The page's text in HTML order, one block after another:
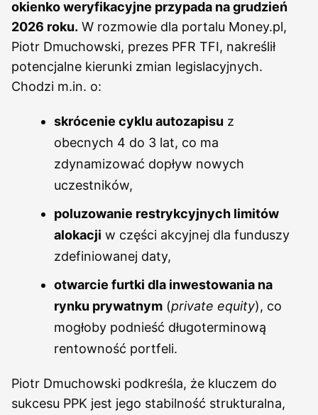
okienko weryfikacyjne przypada na grudzień
2026 roku. W rozmowie dla portalu Money.pl,
Piotr Dmuchowski, prezes PFR TFI, nakreślił
potencjalne kierunki zmian legislacyjnych.
Chodzi m.in. o:
skrócenie cyklu autozapisu z
obecnych 4 do 3 lat, co ma
zdynamizować dopływ nowych
uczestników,
poluzowanie restrykcyjnych limitów
alokacji w części akcyjnej dla funduszy
zdefiniowanej daty,
otwarcie furtki dla inwestowania na
rynku prywatnym (private equity), co
mogłoby podnieść długoterminową
rentowność portfeli.
Piotr Dmuchowski podkreśla, że kluczem do
sukcesu PPK jest jego stabilność strukturalna,